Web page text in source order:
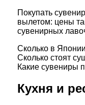
Покупать
вылетом: цены
сувенирных
Сколько в
Сколько стоят
Какие сувениры
Кухня и